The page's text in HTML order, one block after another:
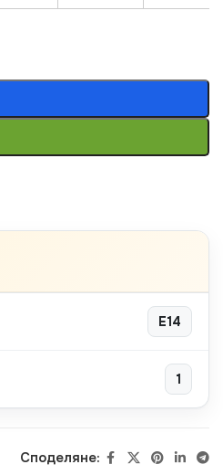
E14
1
Споделяне: